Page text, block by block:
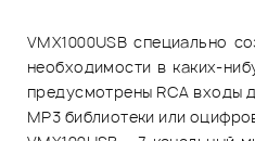
VMX1000USB специально
необходимости в каких-
предусмотрены RCA входы
МР3 библиотеки или